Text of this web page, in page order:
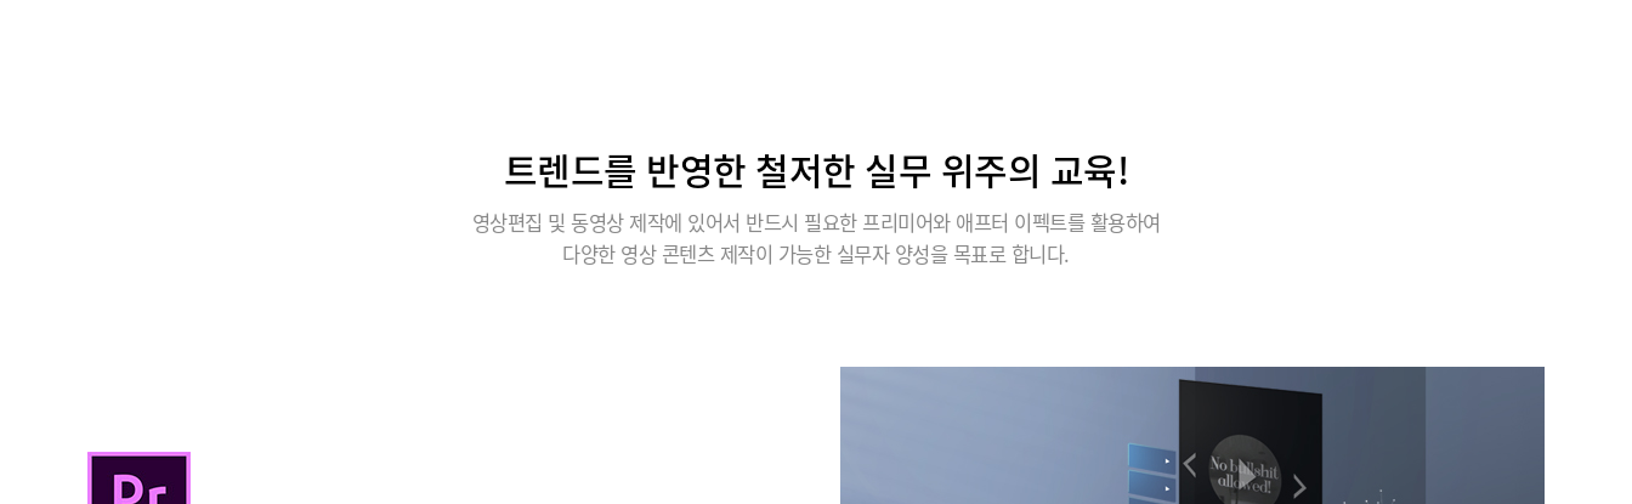
트렌드를 반영한 철저한 실무 위주의 교육!
영상편집 및 동영상 제작에 있어서 반드시 필요한 프리미어와 애프터 이펙트를 활용하여
다양한 영상 콘텐츠 제작이 가능한 실무자 양성을 목표로 합니다.